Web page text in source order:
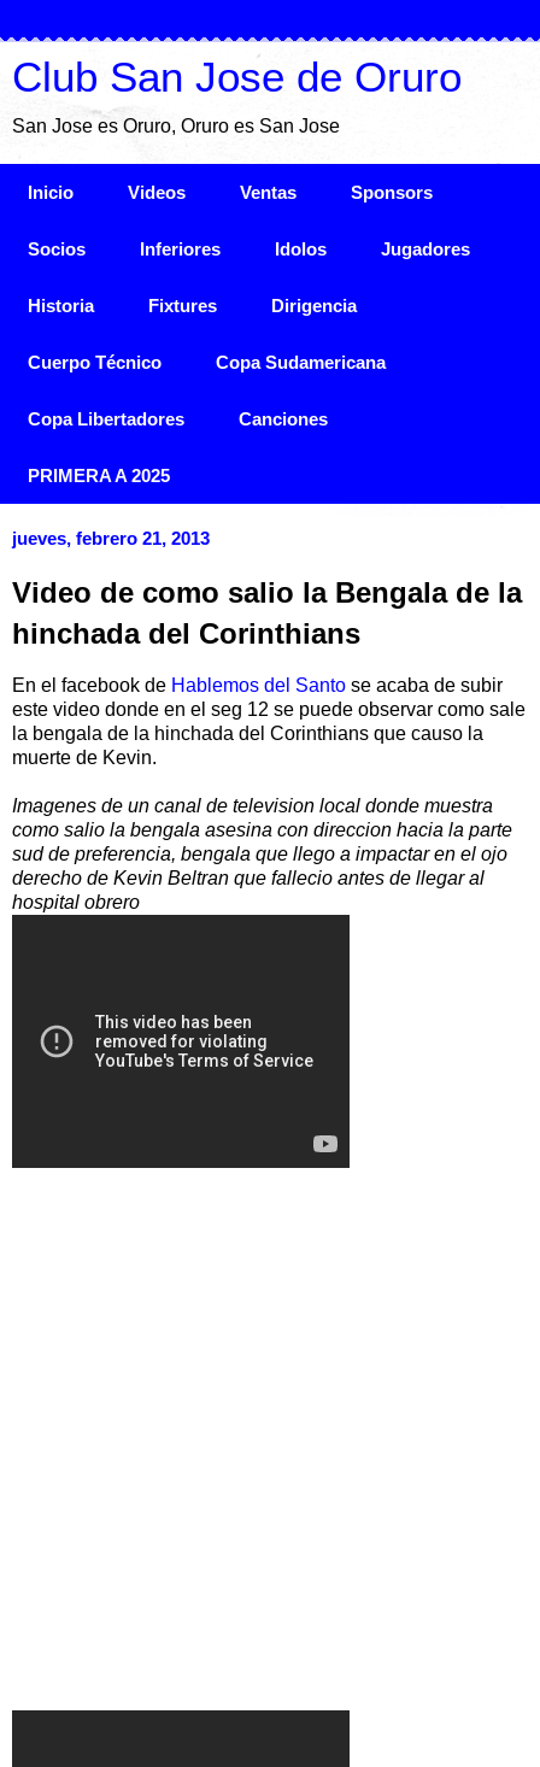
Club San Jose de Oruro
San Jose es Oruro, Oruro es San Jose
Inicio Videos Ventas Sponsors
Socios Inferiores Idolos Jugadores
Historia Fixtures Dirigencia
Cuerpo Técnico Copa Sudamericana
Copa Libertadores Canciones
PRIMERA A 2025
jueves, febrero 21, 2013
Video de como salio la Bengala de la
hinchada del Corinthians
En el facebook de Hablemos del Santo se acaba de subir
este video donde en el seg 12 se puede observar como sale
la bengala de la hinchada del Corinthians que causo la
muerte de Kevin.
Imagenes de un canal de television local donde muestra
como salio la bengala asesina con direccion hacia la parte
sud de preferencia, bengala que llego a impactar en el ojo
derecho de Kevin Beltran que fallecio antes de llegar al
hospital obrero